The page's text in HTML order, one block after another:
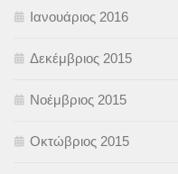
Ιανουάριος 2016
Δεκέμβριος 2015
Νοέμβριος 2015
Οκτώβριος 2015